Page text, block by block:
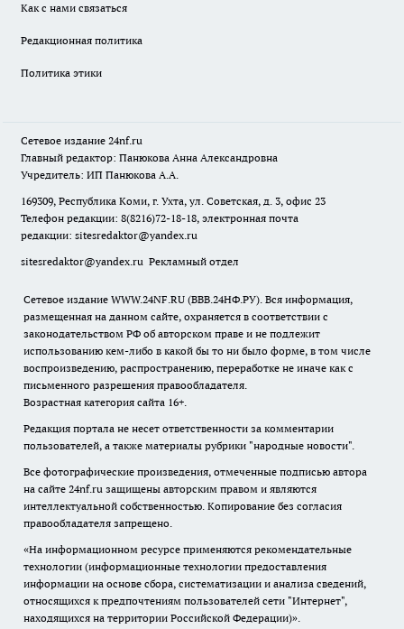
Как с нами связаться
Редакционная политика
Политика этики
Сетевое издание 24nf.ru
Главный редактор: Панюкова Анна Александровна
Учредитель: ИП Панюкова А.А.
169309, Республика Коми, г. Ухта, ул. Советская, д. 3, офис 23
Телефон редакции: 8(8216)72-18-18, электронная почта
редакции: sitesredaktor@yandex.ru
sitesredaktor@yandex.ru Рекламный отдел
Сетевое издание WWW.24NF.RU (ВВВ.24НФ.РУ). Вся информация,
размещенная на данном сайте, охраняется в соответствии с
законодательством РФ об авторском праве и не подлежит
использованию кем-либо в какой бы то ни было форме, в том числе
воспроизведению, распространению, переработке не иначе как с
письменного разрешения правообладателя.
Возрастная категория сайта 16+.
Редакция портала не несет ответственности за комментарии
пользователей, а также материалы рубрики "народные новости".
Все фотографические произведения, отмеченные подписью автора
на сайте 24nf.ru защищены авторским правом и являются
интеллектуальной собственностью. Копирование без согласия
правообладателя запрещено.
«На информационном ресурсе применяются рекомендательные
технологии (информационные технологии предоставления
информации на основе сбора, систематизации и анализа сведений,
относящихся к предпочтениям пользователей сети "Интернет",
находящихся на территории Российской Федерации)».